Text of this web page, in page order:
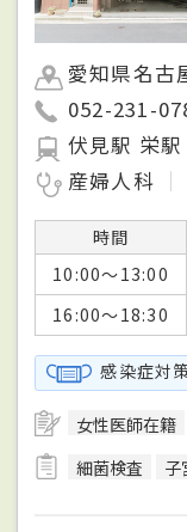
愛知県名古
052-231-
伏見駅 栄
産婦人科
時間
10:00～13:00
16:00～18:30
感染症対
女性医師在籍
細菌検査
子